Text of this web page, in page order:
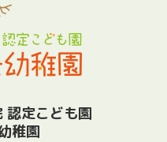
認定こども園
稚園